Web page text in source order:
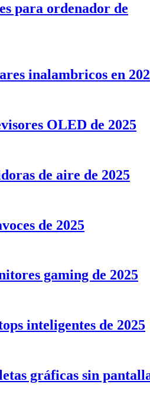
para ordenador de
inalambricos en
OLED de 2025
de aire de 2025
de 2025
gaming de 2025
inteligentes de 2025
gráficas sin